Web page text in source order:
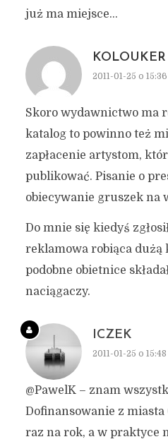
już ma miejsce…
KOLOUKER
2011-01-25 o 15:36
Skoro wydawnictwo ma
katalog to powinno też
zapłacenie artystom,
publikować. Pisanie o
obiecywanie gruszek na
Do mnie się kiedyś
reklamowa robiąca dużą
podobne obietnice
naciągaczy.
ICZEK
2011-01-25 o 15:48
@PawelK – znam
Dofinansowanie z miasta
raz na rok, a w praktyce